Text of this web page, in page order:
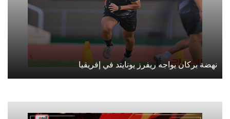
نهضة بركان يواجه ريفرز يونايتد في إفريقيا